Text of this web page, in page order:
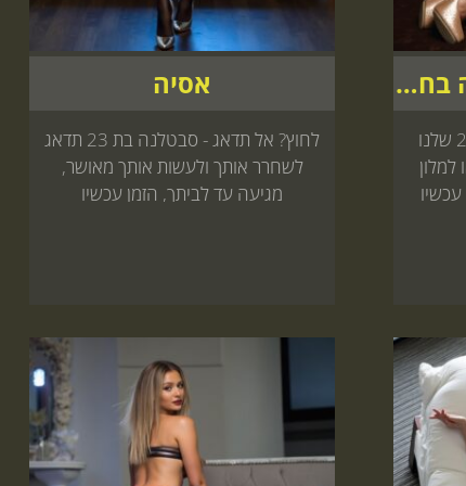
תיאה לא תשכח אותה בחיים"
גולדה אחת ויחידה בעיר בת 23 שלנו
אסיה
לחוץ? אל תדאג - סבטלנה בת 23 תדאג
לשחרר אותך ולעשות אותך מאושר,
מגיעה עד לביתך, הזמן עכשיו